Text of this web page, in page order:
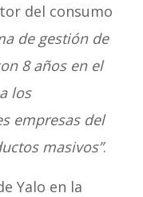
del consumo
de gestión de
8 años en el
los
empresas del
masivos”.
Yalo en la